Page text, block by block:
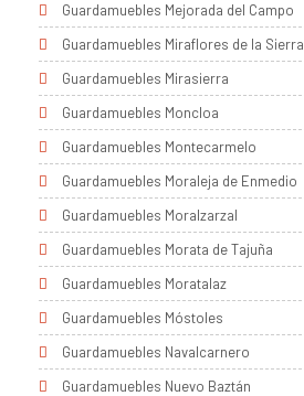
Guardamuebles Mejorada del Campo
Guardamuebles Miraflores de la Sierra
Guardamuebles Mirasierra
Guardamuebles Moncloa
Guardamuebles Montecarmelo
Guardamuebles Moraleja de Enmedio
Guardamuebles Moralzarzal
Guardamuebles Morata de Tajuña
Guardamuebles Moratalaz
Guardamuebles Móstoles
Guardamuebles Navalcarnero
Guardamuebles Nuevo Baztán